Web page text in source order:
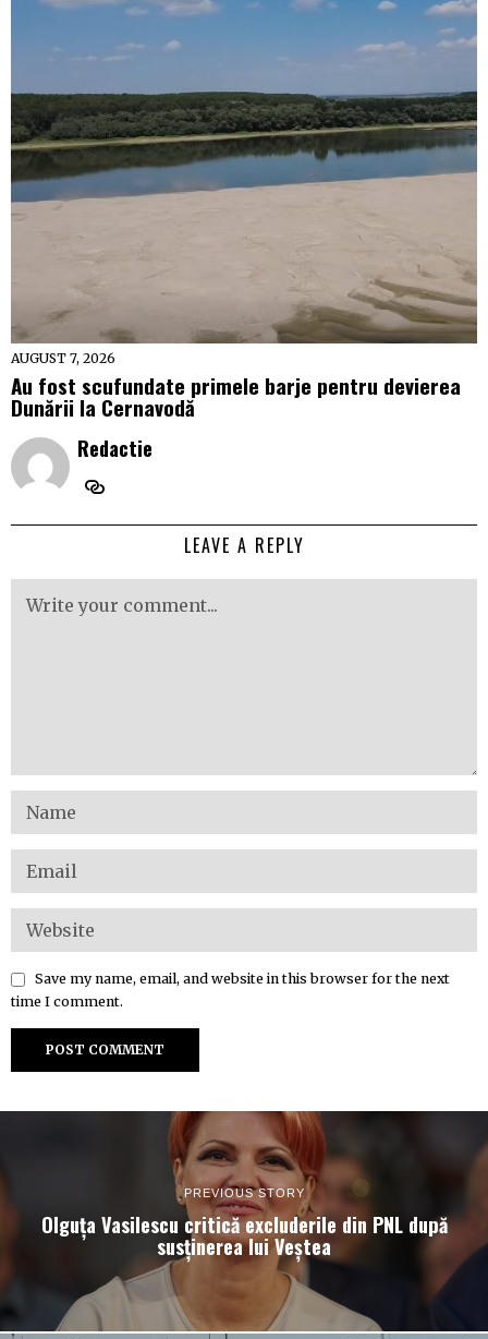
AUGUST 7, 2026
Au fost scufundate primele barje pentru devierea
Dunării la Cernavodă
Redactie
LEAVE A REPLY
Save my name, email, and website in this browser for the next
time I comment.
PREVIOUS STORY
Olguța Vasilescu critică excluderile din PNL după
susținerea lui Veștea